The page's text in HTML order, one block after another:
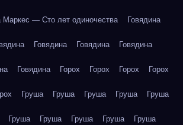
Маркес — Сто лет одиночества Говядина
Говядина Говядина Говядина
Говядина Горох Горох Горох Горох
Груша Груша Груша Груша Груша
Груша Груша Груша Груша Груша